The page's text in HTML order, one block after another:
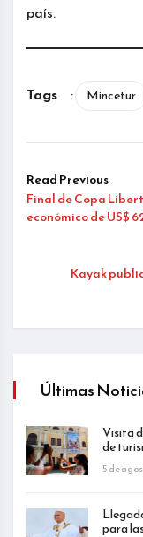
país.
Tags : Mincetur
Read Previous
Final de Copa
económico de US$
Kayak
Últimas
Visita
de
5 de
para